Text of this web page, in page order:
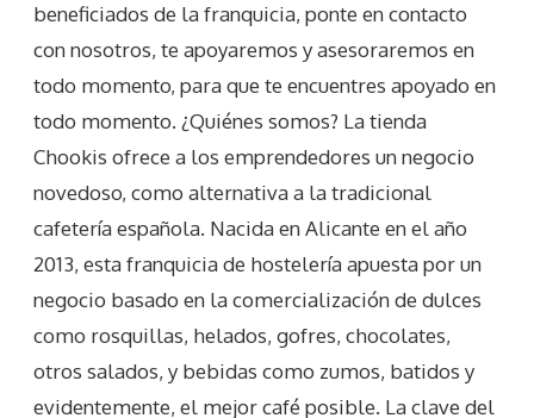
beneficiados de la franquicia, ponte en contacto
con nosotros, te apoyaremos y asesoraremos en
todo momento, para que te encuentres apoyado en
todo momento. ¿Quiénes somos? La tienda
Chookis ofrece a los emprendedores un negocio
novedoso, como alternativa a la tradicional
cafetería española. Nacida en Alicante en el año
2013, esta franquicia de hostelería apuesta por un
negocio basado en la comercialización de dulces
como rosquillas, helados, gofres, chocolates,
otros salados, y bebidas como zumos, batidos y
evidentemente, el mejor café posible. La clave del